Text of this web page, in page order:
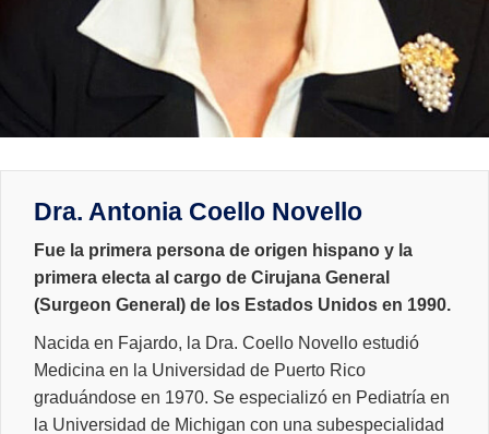
Dra. Antonia Coello Novello
Fue la primera persona de origen hispano y la
primera electa al cargo de Cirujana General
(Surgeon General) de los Estados Unidos en 1990.
Nacida en Fajardo, la Dra. Coello Novello estudió
Medicina en la Universidad de Puerto Rico
graduándose en 1970. Se especializó en Pediatría en
la Universidad de Michigan con una subespecialidad